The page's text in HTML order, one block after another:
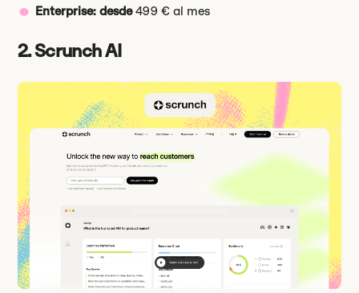
Enterprise: desde499 € al mes
2. Scrunch AI